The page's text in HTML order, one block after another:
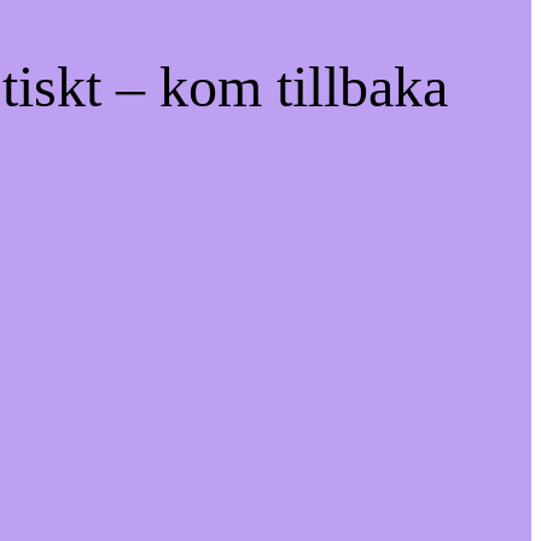
– kom tillbaka